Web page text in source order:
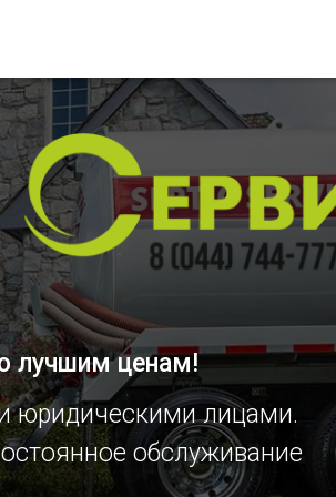
лучшим ценам!
юридическими лицами.
обслуживание